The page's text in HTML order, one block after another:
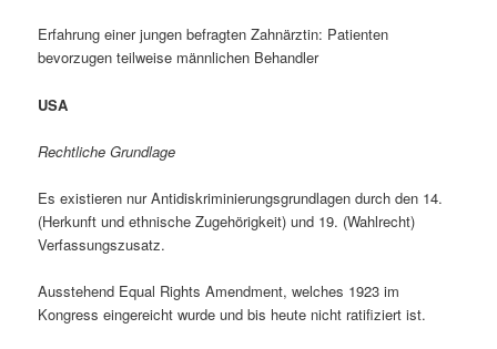
Erfahrung einer jungen befragten Zahnärztin: Patienten
bevorzugen teilweise männlichen Behandler
USA
Rechtliche Grundlage
Es existieren nur Antidiskriminierungsgrundlagen durch den 14.
(Herkunft und ethnische Zugehörigkeit) und 19. (Wahlrecht)
Verfassungszusatz.
Ausstehend Equal Rights Amendment, welches 1923 im
Kongress eingereicht wurde und bis heute nicht ratifiziert ist.